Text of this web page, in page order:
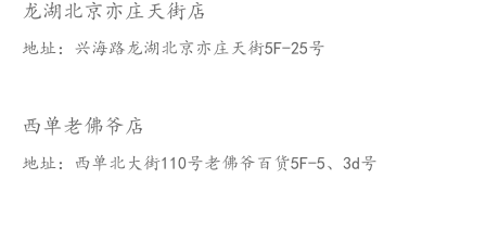
龙湖北京亦庄天街店
地址：兴海路龙湖北京亦庄天街5F-25号
西单老佛爷店
地址：西单北大街110号老佛爷百货5F-5、3d号